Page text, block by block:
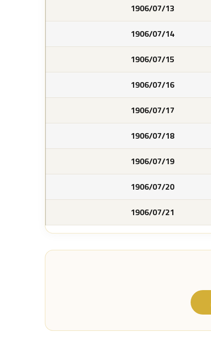
1906/07/13
1906/07/14
1906/07/15
1906/07/16
1906/07/17
1906/07/18
1906/07/19
1906/07/20
1906/07/21